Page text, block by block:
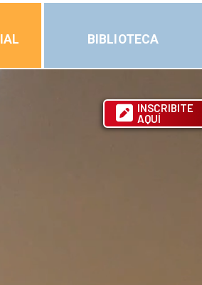
BIBLIOTECA
INSCRIBITE
AQUÍ